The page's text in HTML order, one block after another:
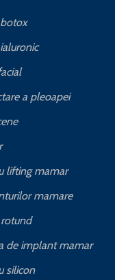
a pleoapei
lifting mamar
mamare
de implant mamar
silicon